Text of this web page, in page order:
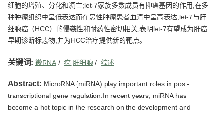
细胞的增殖、分化和凋亡;let-7家族多数成员有抑癌基因的作用,在多
种肿瘤组织中呈低表达而在恶性肿瘤患者血清中呈高表达;let-7与肝
细胞癌（HCC）的侵袭性和耐药性密切相关,表明let-7有望成为肝癌
早期诊断标志物,并为HCC治疗提供新的靶点。
关键词: 微RNA / 癌,肝细胞 / 综述
Abstract: MicroRNA (miRNA) play important roles in post-
transcriptional gene regulation.In recent years, miRNA has
become a hot topic in the research on the development and